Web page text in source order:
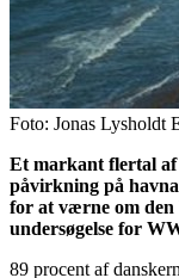
Foto: Jonas Lysholdt
Et markant flertal af
påvirkning på
for at værne om den
undersøgelse for
89 procent af